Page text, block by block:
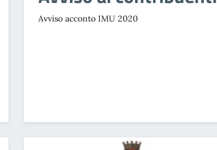
Avviso acconto IMU 2020